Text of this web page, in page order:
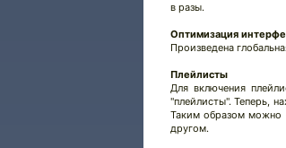
в разы.
Оптимизация
Произведена
Плейлисты
Для включения
"плейлисты". Теперь,
Таким образом можно
другом.